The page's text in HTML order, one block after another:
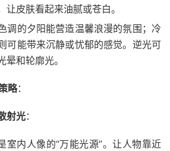
让皮肤看起来油腻或苍白。
调的夕阳能营造温馨浪漫的氛围；冷
可能带来沉静或忧郁的感觉。逆光可
晕和轮廓光。
略：
射光：
室内人像的“万能光源”。让人物靠近